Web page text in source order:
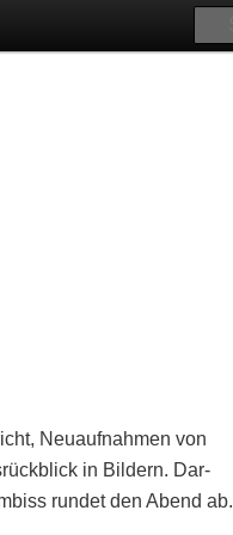
Neu­auf­nah­men von
in Bil­dern. Dar­
run­det den Abend ab.